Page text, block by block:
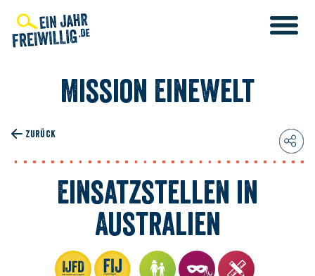
zum
Inhalt
Mission EineWelt
ZURÜCK
Einsatzstellen in
Australien